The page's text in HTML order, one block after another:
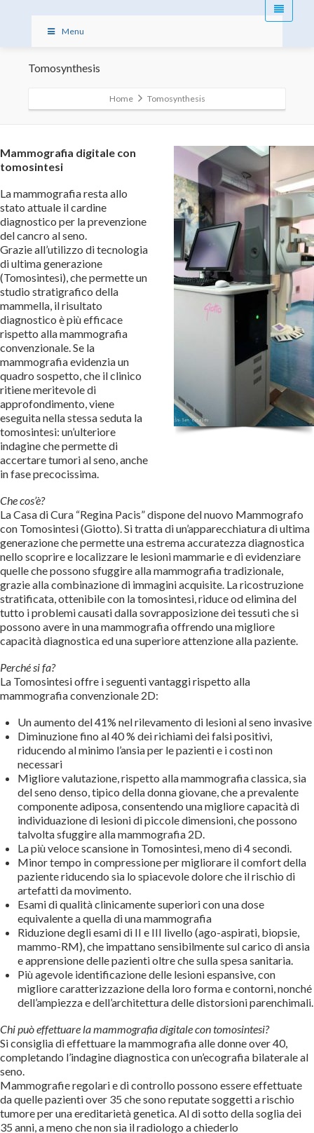
Menu
Tomosynthesis
Home Tomosynthesis
Mammografia digitale con
tomosintesi
La mammografia resta allo
stato attuale il cardine
diagnostico per la prevenzione
del cancro al seno.
Grazie all’utilizzo di tecnologia
di ultima generazione
(Tomosintesi), che permette un
studio stratigrafico della
mammella, il risultato
diagnostico è più efficace
rispetto alla mammografia
convenzionale. Se la
mammografia evidenzia un
quadro sospetto, che il clinico
ritiene meritevole di
approfondimento, viene
eseguita nella stessa seduta la
tomosintesi: un’ulteriore
indagine che permette di
accertare tumori al seno, anche
in fase precocissima.
Che cos’è?
La Casa di Cura “Regina Pacis” dispone del nuovo Mammografo
con Tomosintesi (Giotto). Si tratta di un’apparecchiatura di ultima
generazione che permette una estrema accuratezza diagnostica
nello scoprire e localizzare le lesioni mammarie e di evidenziare
quelle che possono sfuggire alla mammografia tradizionale,
grazie alla combinazione di immagini acquisite. La ricostruzione
stratificata, ottenibile con la tomosintesi, riduce od elimina del
tutto i problemi causati dalla sovrapposizione dei tessuti che si
possono avere in una mammografia offrendo una migliore
capacità diagnostica ed una superiore attenzione alla paziente.
Perché si fa?
La Tomosintesi offre i seguenti vantaggi rispetto alla
mammografia convenzionale 2D:
Un aumento del 41% nel rilevamento di lesioni al seno invasive
Diminuzione fino al 40 % dei richiami dei falsi positivi,
riducendo al minimo l’ansia per le pazienti e i costi non
necessari
Migliore valutazione, rispetto alla mammografia classica, sia
del seno denso, tipico della donna giovane, che a prevalente
componente adiposa, consentendo una migliore capacità di
individuazione di lesioni di piccole dimensioni, che possono
talvolta sfuggire alla mammografia 2D.
La più veloce scansione in Tomosintesi, meno di 4 secondi.
Minor tempo in compressione per migliorare il comfort della
paziente riducendo sia lo spiacevole dolore che il rischio di
artefatti da movimento.
Esami di qualità clinicamente superiori con una dose
equivalente a quella di una mammografia
Riduzione degli esami di II e III livello (ago-aspirati, biopsie,
mammo-RM), che impattano sensibilmente sul carico di ansia
e apprensione delle pazienti oltre che sulla spesa sanitaria.
Più agevole identificazione delle lesioni espansive, con
migliore caratterizzazione della loro forma e contorni, nonché
dell’ampiezza e dell’architettura delle distorsioni parenchimali.
Chi può effettuare la mammografia digitale con tomosintesi?
Si consiglia di effettuare la mammografia alle donne over 40,
completando l’indagine diagnostica con un’ecografia bilaterale al
seno.
Mammografie regolari e di controllo possono essere effettuate
da quelle pazienti over 35 che sono reputate soggetti a rischio
tumore per una ereditarietà genetica. Al di sotto della soglia dei
35 anni, a meno che non sia il radiologo a chiederlo